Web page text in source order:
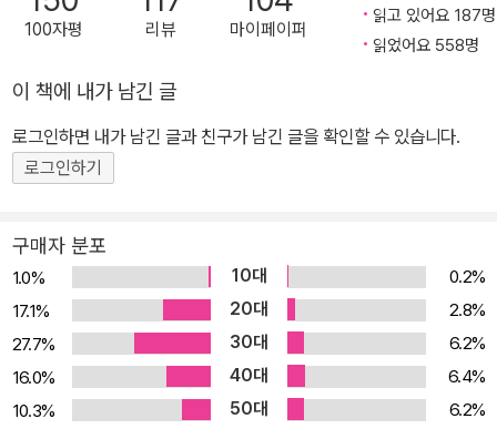
로 다가온다. 이상하지, 눈은. 어떻게 하늘에서 저런 게 내려오지. 『작
별하지 않는다』는 소설가인 주인공 경하가 꾸었던 꿈의 장면으로 시
성이까지 심겨 있다. 묘지가 여기 있었나, 생각하는 사이 어느 순간 발
아래로 물이 차오르고, 그는 무덤들이 모두 바다에 쓸려가기 전에 뼈
들을 옮겨야 한다고 생각하며, 하지만 어쩌지 못하는 채로 꿈에서 깬
터리 영화 작업을 하다 어머니를 돌보기 위해 제주로 내려가 목공 일
을 하는 친구 인선과 함께 그 꿈과 연관된 작업을 영상으로 만들 계획
을 세운다. 그러나 그뒤로 몇 해 동안 힘든 시기를 겪고 겨우 삶을 회
복하는 사이 계획은 진척되지 못했고, 경하는 자신이 그 꿈을 잘못 이
해했다고 마음을 바꾼다. 그러던 겨울 어느 날, 경하는 병원에 있는 인
선으로부터 급한 연락을 받는다. 인선이 통나무 작업을 하던 중 사고
100자평 리뷰 마이페이퍼
읽고 있어요 187명
읽었어요 558명
이 책에 내가 남긴 글
로그인하면 내가 남긴 글과 친구가 남긴 글을 확인할 수 있습니다.
로그인하기
구매자 분포
1.0% 10대
0.2%
17.1%
20대
2.8%
27.7%
30대
6.2%
16.0%
40대
6.4%
10.3%
50대
6.2%